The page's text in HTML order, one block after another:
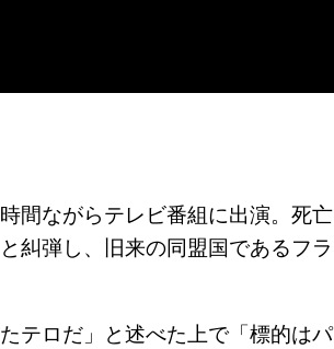
間ながらテレビ番組に出演。死亡
糾弾し、旧来の同盟国であるフラ
テロだ」と述べた上で「標的はパ